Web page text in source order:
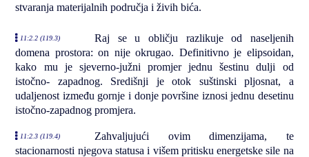
stvaranja materijalnih područja i živih bića.
11:2.2 (119.3)
Raj se u obličju razlikuje od naseljenih
domena prostora: on nije okrugao. Definitivno je elipsoidan,
kako mu je sjeverno-južni promjer jednu šestinu dulji od
istočno- zapadnog. Središnji je otok suštinski pljosnat, a
udaljenost između gornje i donje površine iznosi jednu desetinu
istočno-zapadnog promjera.
11:2.3 (119.4)
Zahvaljujući ovim dimenzijama, te
stacionarnosti njegova statusa i višem pritisku energetske sile na